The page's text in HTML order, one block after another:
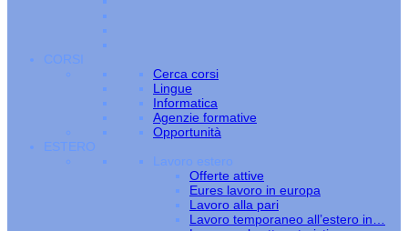
CORSI
Cerca corsi
Lingue
Informatica
Agenzie formative
Opportunità
ESTERO
Lavoro estero
Offerte attive
Eures lavoro in europa
Lavoro alla pari
Lavoro temporaneo all’estero in…